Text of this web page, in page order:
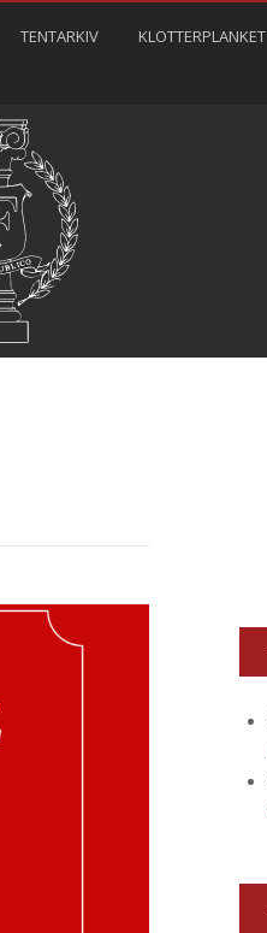
TENTARKIV KLOTTERPLANKET